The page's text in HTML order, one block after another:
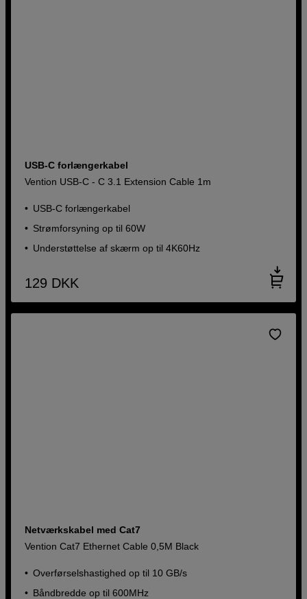
USB-C forlængerkabel
Vention USB-C - C 3.1 Extension Cable 1m
USB-C forlængerkabel
Strømforsyning op til 60W
Understøttelse af skærm op til 4K60Hz
129 DKK
Netværkskabel med Cat7
Vention Cat7 Ethernet Cable 0,5M Black
Overførselshastighed op til 10 GB/s
Båndbredde op til 600MHz